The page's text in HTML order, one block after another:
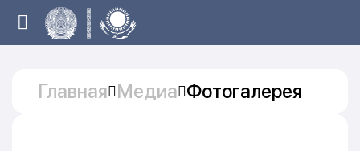
Главная Медиа Фотогалерея